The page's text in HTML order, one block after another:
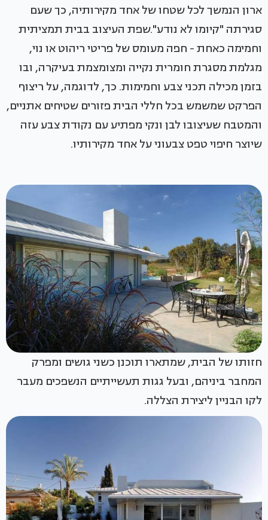
ארון הנמשך לכל שטחו של אחד מקירותיה, כך שעם
סגירתה "קיומו לא נודע".שפת העיצוב בבית תמציתית
וחמימה כאחת - חפה מעומס של פריטי ריהוט או נוי,
מגלמת מסגרת חומרית נקייה ומצומצמת בעיקרה, ובו
בזמן מכילה תכני צבע וחמימות. כך, לדוגמה, על ריצוף
הפרקט שמשמש בכל חללי הבית פזורים שטיחים אתניים,
והמטבח שעיצובו לבן ונקי מפתיע עם נקודת צבע עזה
שיוצר חיפוי טפט צבעוני על אחד מקירותיו.
חזותו של הבית, שמתארו תוכנן כשני גושים ומפרק
המחבר ביניהם, ובעל גגות תעשייתיים הנשפכים מעבר
לקו הבניין ליצירת הצללה.